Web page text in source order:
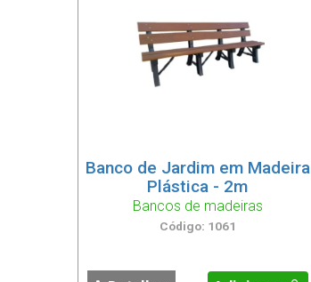
Banco de Jardim em Madeira
Plástica - 2m
Bancos de madeiras
Código: 1061